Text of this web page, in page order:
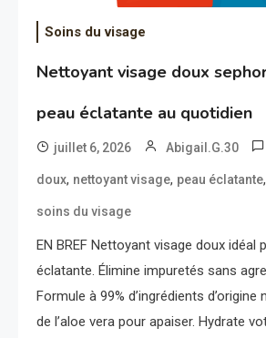
Soins du visage
Nettoyant visage doux
peau éclatante au quotidien
juillet 6, 2026 Abigail.G.30
doux, nettoyant visage, peau éclatante,
soins du visage
EN BREF Nettoyant visage doux idéal
éclatante. Élimine impuretés sans
Formule à 99% d’ingrédients
de l’aloe vera pour apaiser. Hydrate